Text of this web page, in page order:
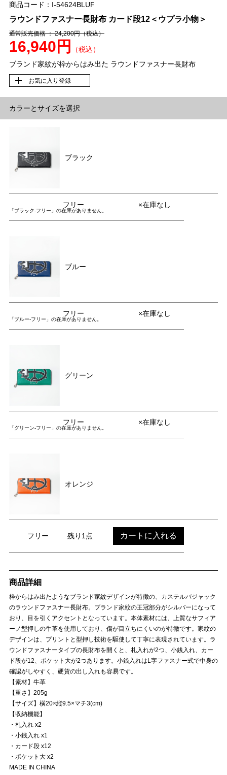
商品コード：I-54624BLUF
ラウンドファスナー長財布 カード段12＜ウプラ小物＞
通常販売価格 ： 24,200円（税込）
16,940円
（税込）
ブランド家紋が枠からはみ出た ラウンドファスナー長財布
お気に入り登録
カラーとサイズを選択
ブラック
フリー ×在庫なし
「ブラック-フリー」の在庫がありません。
ブルー
フリー ×在庫なし
「ブルー-フリー」の在庫がありません。
グリーン
フリー ×在庫なし
「グリーン-フリー」の在庫がありません。
オレンジ
フリー 残り1点 カートに入れる
商品詳細
枠からはみ出たようなブランド家紋デザインが特徴の、カステルバジャック
のラウンドファスナー長財布。ブランド家紋の王冠部分がシルバーになって
おり、目を引くアクセントとなっています。本体素材には、上質なサフィア
ーノ型押しの牛革を使用しており、傷が目立ちにくいのが特徴です。家紋の
デザインは、プリントと型押し技術を駆使して丁寧に表現されています。ラ
ウンドファスナータイプの長財布を開くと、札入れが2つ、小銭入れ、カー
ド段が12、ポケット大が2つあります。小銭入れはL字ファスナー式で中身の
確認がしやすく、硬貨の出し入れも容易です。
【素材】牛革
【重さ】205g
【サイズ】横20×縦9.5×マチ3(cm)
【収納機能】
・札入れ x2
・小銭入れ x1
・カード段 x12
・ポケット大 x2
MADE IN CHINA